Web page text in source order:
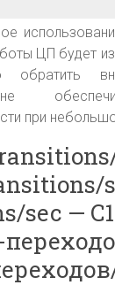
ЦП будет
при
sec —